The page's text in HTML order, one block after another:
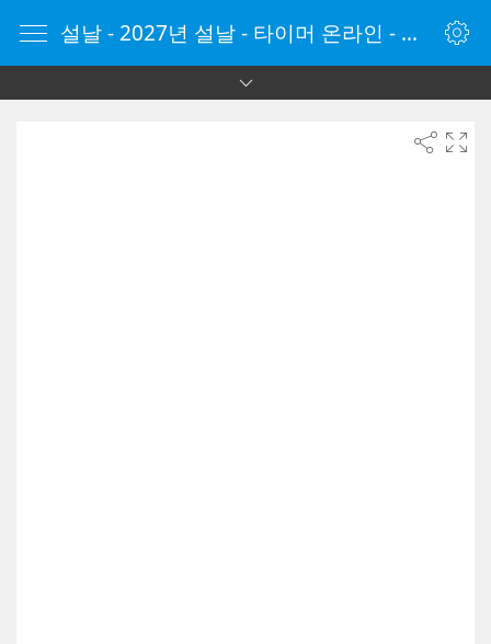
설날 - 2027년 설날 - 타이머 온라인 - 타이머 - 온라인 타이머 - Timer - vClock.kr